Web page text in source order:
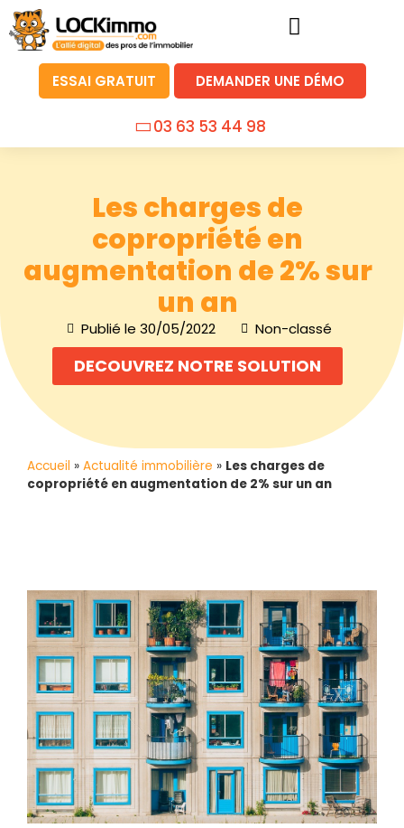
ESSAI GRATUIT DEMANDER UNE DÉMO
03 63 53 44 98
Les charges de
copropriété en
augmentation de 2% sur
un an
Publié le 30/05/2022 Non-classé
DECOUVREZ NOTRE SOLUTION
Accueil » Actualité immobilière » Les charges de
copropriété en augmentation de 2% sur un an